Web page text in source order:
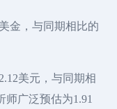
金，与同期相比的
美元，与同期相
师广泛预估为1.91